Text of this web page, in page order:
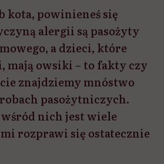
kota, powinieneś się
alergii są pasożyty
a dzieci, które
mają owsiki – to fakty czy
znajdziemy mnóstwo
pasożytniczych.
wśród nich jest wiele
rozprawi się ostatecznie